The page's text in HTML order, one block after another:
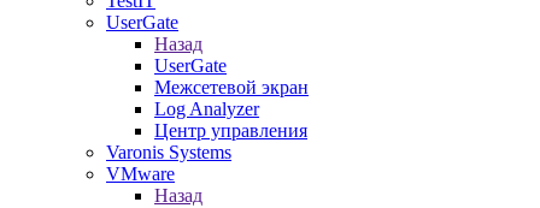
UserGate
Назад
UserGate
Межсетевой экран
Log Analyzer
Центр управления
Varonis Systems
VMware
Назад